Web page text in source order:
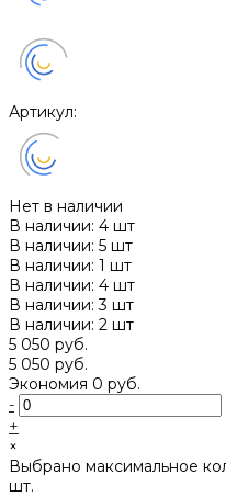
Артикул:
Нет в наличии
В наличии: 4 шт
В наличии: 5 шт
В наличии: 1 шт
В наличии: 4 шт
В наличии: 3 шт
В наличии: 2 шт
5 050 руб.
5 050 руб.
Экономия 0 руб.
-
+
×
Выбрано максимальное
шт.